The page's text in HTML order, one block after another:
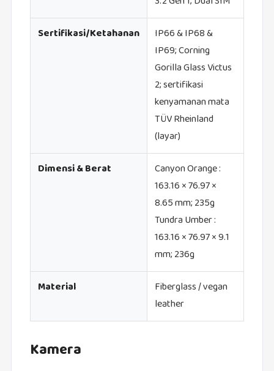
Sertifikasi/Ketahanan
IP66 & IP68 &
IP69; Corning
Gorilla Glass Victus
2; sertifikasi
kenyamanan mata
TÜV Rheinland
(layar)
Dimensi & Berat
Canyon Orange :
163.16 × 76.97 ×
8.65 mm; 235g
Tundra Umber :
163.16 × 76.97 × 9.1
mm; 236g
Material
Fiberglass / vegan
leather
Kamera